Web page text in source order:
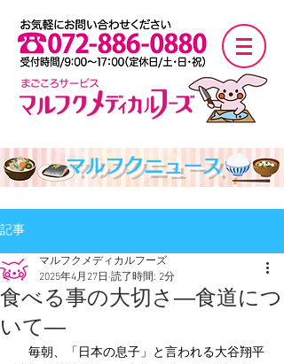
マルフクニュース
記事
食べる事の大切さ―食道につ
いて―
マルフクメディカルフーズ
2025年4月27日 読了時間: 2分
毎朝、「日本の息子」と言われる大谷翔平